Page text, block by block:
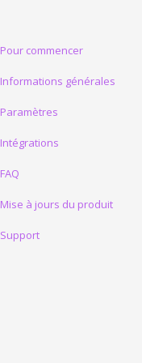
Pour commencer
Premières étapes
Premiers essais
Découvrez nos Kits d’Essai
Informations générales
Paramètres
Intégrations
FAQ
Mise à jours du produit
Support